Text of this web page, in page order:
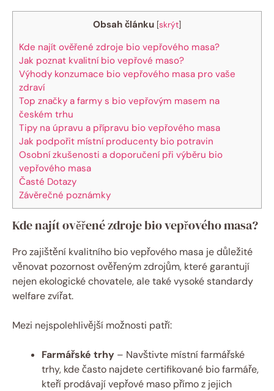
Obsah článku [skrýt]
Kde ‍najít ověřené‍ zdroje bio vepřového masa?
Jak ⁣poznat kvalitní bio‌ vepřové maso?
Výhody konzumace bio⁤ vepřového ‌masa⁣ pro vaše
zdraví
Top značky a​ farmy s bio ⁣vepřovým masem⁤ na
českém trhu
Tipy na úpravu a přípravu bio vepřového masa
Jak‍ podpořit místní producenty bio potravin
Osobní zkušenosti a doporučení při výběru bio
vepřového masa
Časté Dotazy
Závěrečné ‌poznámky
Kde ‍najít ověřené‍ zdroje bio vepřového masa?
Pro zajištění ​kvalitního bio ⁢vepřového masa je důležité
věnovat pozornost ověřeným zdrojům, které garantují
nejen ekologické chovatele, ⁤ale také vysoké standardy
welfare zvířat.
Mezi nejspolehlivější možnosti patří:
Farmářské trhy – Navštivte místní farmářské
trhy, kde ‍často ⁤najdete certifikované ‌bio​ farmáře,
⁤kteří prodávají vepřové maso⁣ přímo z jejich